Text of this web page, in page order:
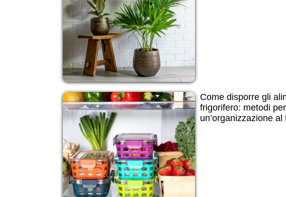
Come disporre gli
frigorifero: metodi per
un’organizzazione al